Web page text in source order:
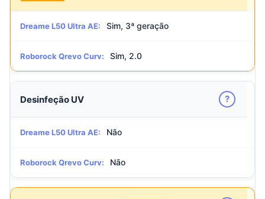
Dreame L50 Ultra AE: Sim, 3ª geração
Roborock Qrevo Curv: Sim, 2.0
Desinfeção UV ?
Dreame L50 Ultra AE: Não
Roborock Qrevo Curv: Não